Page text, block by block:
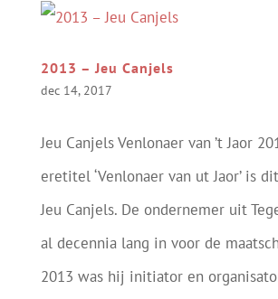
2013 – Jeu Canjels
dec 14, 2017
Jeu Canjels Venlonaer van ’t Jaor
eretitel ‘Venlonaer van ut Jaor’ is
Jeu Canjels. De ondernemer uit
al decennia lang in voor de
2013 was hij initiator en